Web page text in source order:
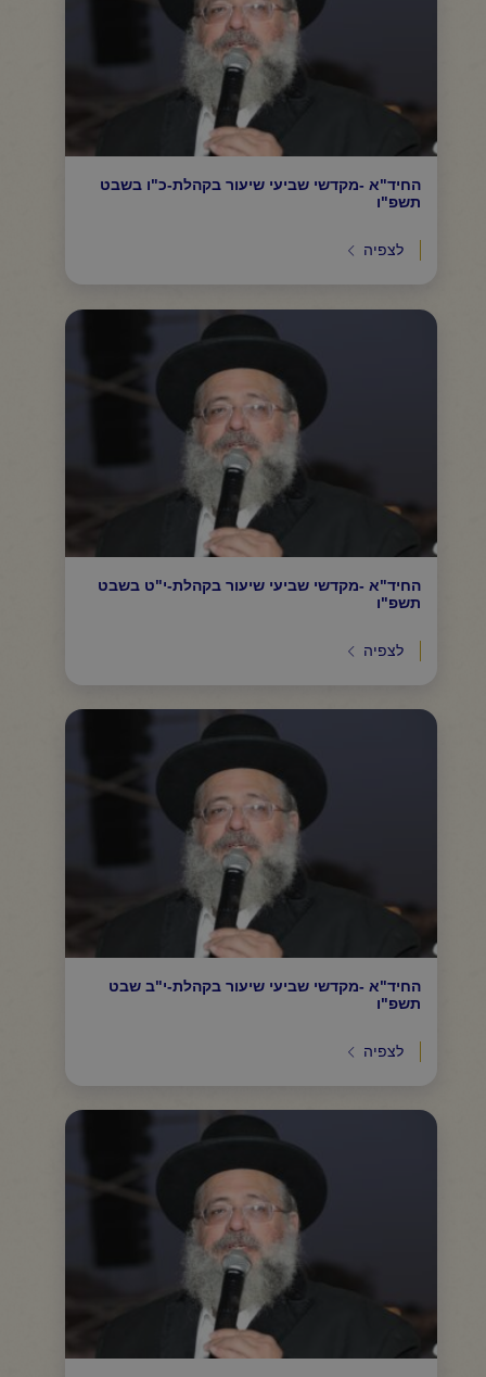
החיד"א -מקדשי שביעי שיעור בקהלת-כ"ו בשבט
תשפ"ו
לצפיה
החיד"א -מקדשי שביעי שיעור בקהלת-י"ט בשבט
תשפ"ו
לצפיה
החיד"א -מקדשי שביעי שיעור בקהלת-י"ב שבט
תשפ"ו
לצפיה